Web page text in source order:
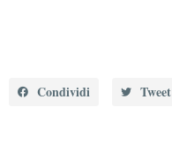
Condividi Tweet